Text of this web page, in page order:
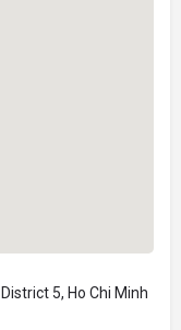
5, Ho Chi Minh